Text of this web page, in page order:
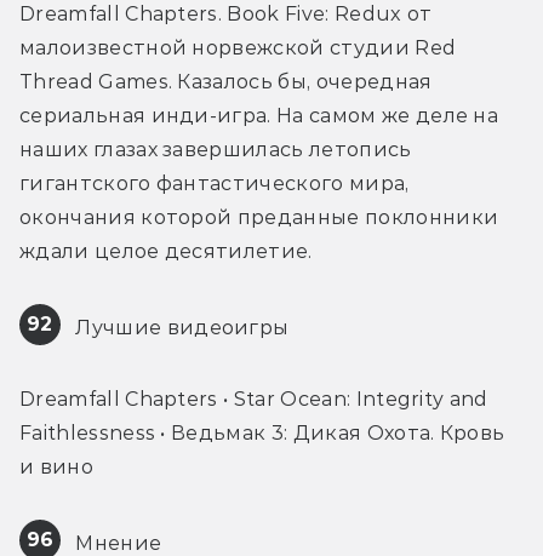
Dreamfall Chapters. Book Five: Redux от
малоизвестной норвежской студии Red
Thread Games. Казалось бы, очередная
сериальная инди-игра. На самом же деле на
наших глазах завершилась летопись
гигантского фантастического мира,
окончания которой преданные поклонники
ждали целое десятилетие.
92 Лучшие видеоигры
Dreamfall Chapters • Star Ocean: Integrity and
Faithlessness • Ведьмак 3: Дикая Охота. Кровь
и вино
96 Мнение